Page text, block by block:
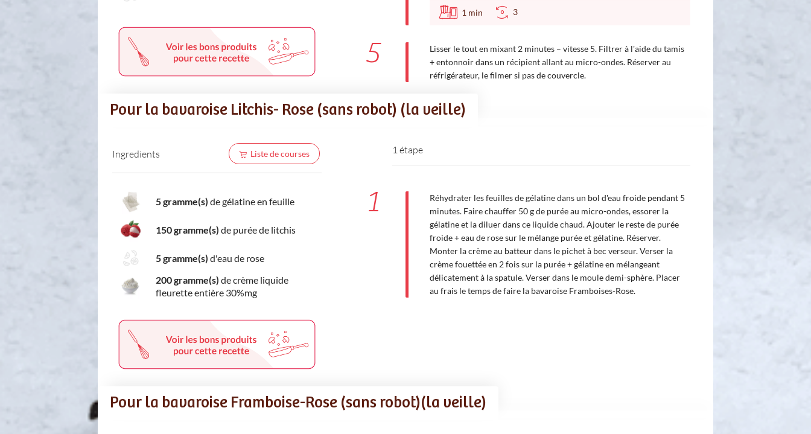
1 min 3
5
Lisser le tout en mixant 2 minutes – vitesse 5. Filtrer à l'aide du tamis
+ entonnoir dans un récipient allant au micro-ondes. Réserver au
réfrigérateur, le filmer si pas de couvercle.
Pour la bavaroise Litchis- Rose (sans robot) (la veille)
Ingredients Liste de courses
5 gramme(s) de gélatine en feuille
150 gramme(s) de purée de litchis
5 gramme(s) d'eau de rose
200 gramme(s) de crème liquide
fleurette entière 30%mg
1 étape
1
Réhydrater les feuilles de gélatine dans un bol d'eau froide pendant 5
minutes. Faire chauffer 50 g de purée au micro-ondes, essorer la
gélatine et la diluer dans ce liquide chaud. Ajouter le reste de purée
froide + eau de rose sur le mélange purée et gélatine. Réserver.
Monter la crème au batteur dans le pichet à bec verseur. Verser la
crème fouettée en 2 fois sur la purée + gélatine en mélangeant
délicatement à la spatule. Verser dans le moule demi-sphère. Placer
au frais le temps de faire la bavaroise Framboises-Rose.
Pour la bavaroise Framboise-Rose (sans robot)(la veille)